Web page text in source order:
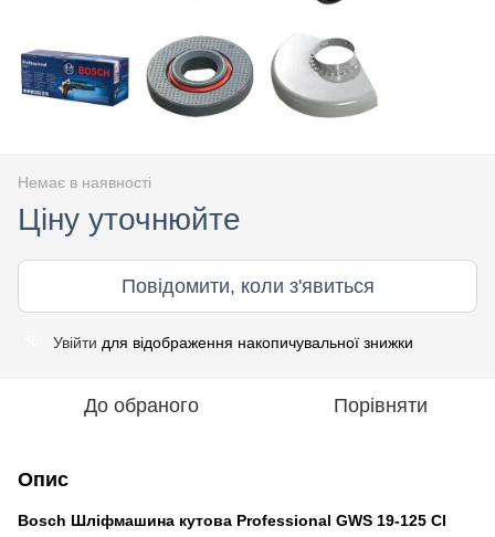
Немає в наявності
Ціну уточнюйте
Повідомити, коли з'явиться
Увійти для відображення накопичувальної знижки
До обраного Порівняти
Опис
Bosch Шліфмашина кутова Professional GWS 19-125 CI